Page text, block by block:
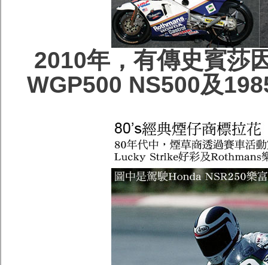
2010年，有傳史賓莎
WGP500 NS500及